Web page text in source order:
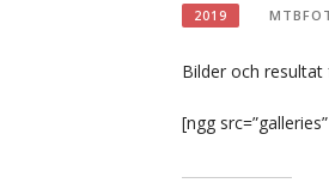
2019
Bilder och resultat
[ngg